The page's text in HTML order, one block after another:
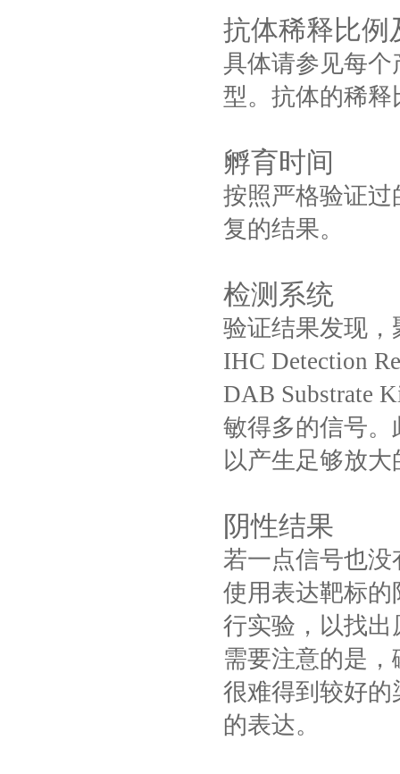
抗体稀释比例
具体请参见每
型。抗体的稀
孵育时间
按照严格验证
复的结果。
检测系统
验证结果发现，
IHC Detection
DAB Substrate
敏得多的信号。
以产生足够放
阴性结果
若一点信号也
使用表达靶标
行实验，以找
需要注意的是
很难得到较好
的表达。